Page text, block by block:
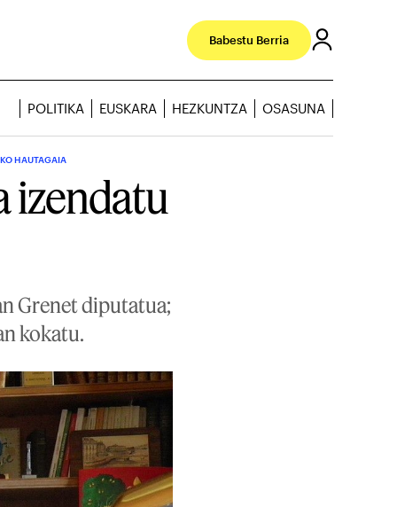
Babestu Berria
POLITIKA EUSKARA HEZKUNTZA OSASUNA
HAUTAGAIA
izendatu
Grenet diputatua;
kokatu.